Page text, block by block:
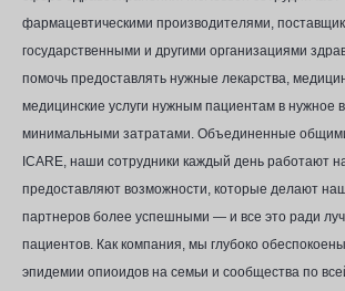
фармацевтическими производителями,
государственными и другими организациями
помочь предоставлять нужные лекарства,
медицинские услуги нужным пациентам в нужное
минимальными затратами. Объединенные
ICARE, наши сотрудники каждый день работают
предоставляют возможности, которые делают
партнеров более успешными — и все это ради
пациентов. Как компания, мы глубоко
эпидемии опиоидов на семьи и сообщества по